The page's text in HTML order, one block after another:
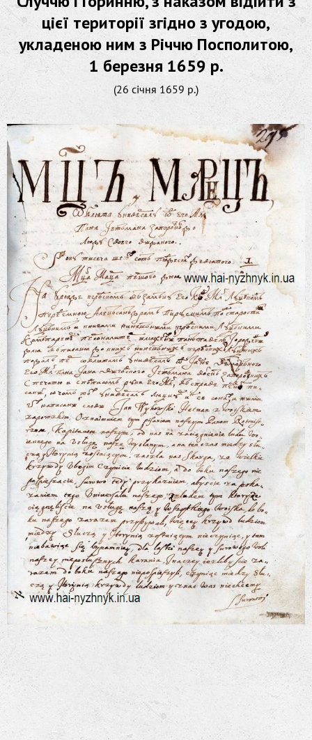
цієї території згідно з угодою,
укладеною ним з Річчю Посполитою,
1 березня 1659 р.
(26 січня 1659 р.)